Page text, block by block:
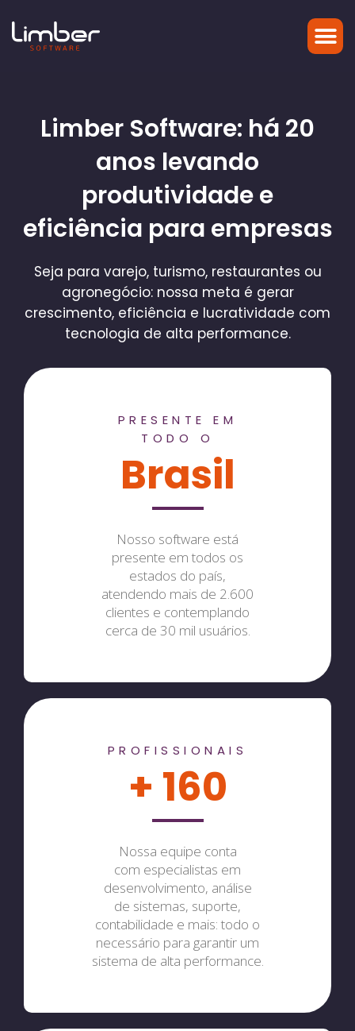
Limber Software: há 20
anos levando
produtividade e
eficiência para empresas
Seja para varejo, turismo, restaurantes ou
agronegócio: nossa meta é gerar
crescimento, eficiência e lucratividade com
tecnologia de alta performance.
PRESENTE EM
TODO O
Brasil
Nosso software está
presente em todos os
estados do país,
atendendo mais de 2.600
clientes e contemplando
cerca de 30 mil usuários.
PROFISSIONAIS
+ 160
Nossa equipe conta
com especialistas em
desenvolvimento, análise
de sistemas, suporte,
contabilidade e mais: todo o
necessário para garantir um
sistema de alta performance.